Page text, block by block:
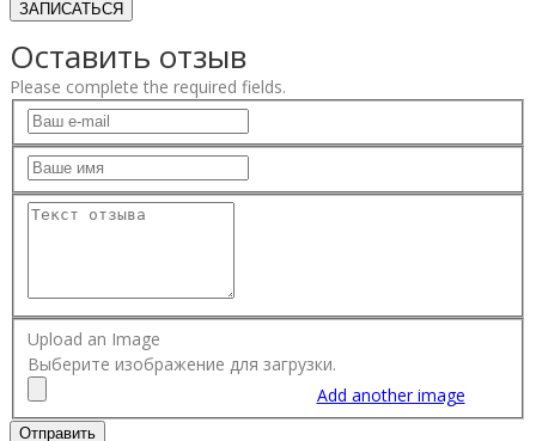
Оставить отзыв
Please complete the required fields.
Upload an Image
Выберите изображение для загрузки.
Add another image